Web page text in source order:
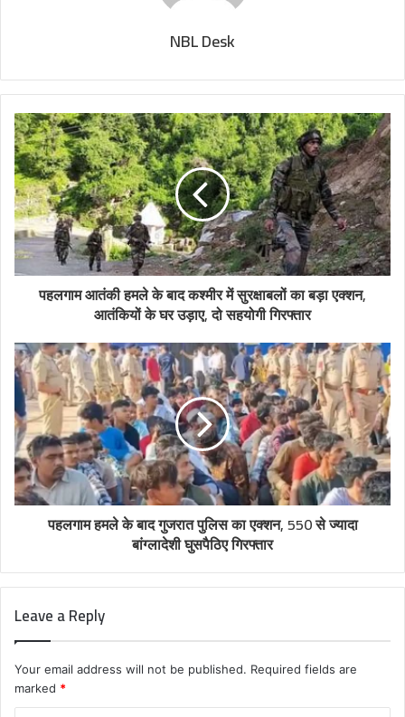
NBL Desk
पहलगाम आतंकी हमले के बाद कश्मीर में सुरक्षाबलों का बड़ा एक्शन,
आतंकियों के घर उड़ाए, दो सहयोगी गिरफ्तार
पहलगाम हमले के बाद गुजरात पुलिस का एक्शन, 550 से ज्यादा
बांग्लादेशी घुसपैठिए गिरफ्तार
Leave a Reply
Your email address will not be published. Required fields are
marked *